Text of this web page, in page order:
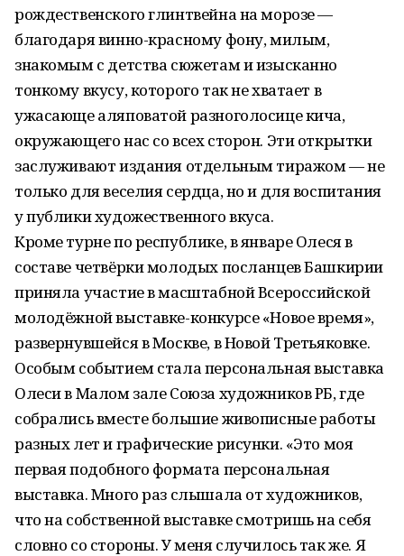
рождественского глинтвейна на морозе —
благодаря винно-красному фону, милым,
знакомым с детства сюжетам и изысканно
тонкому вкусу, которого так не хватает в
ужасающе аляповатой разноголосице кича,
окружающего нас со всех сторон. Эти открытки
заслуживают издания отдельным тиражом — не
только для веселия сердца, но и для воспитания
у публики художественного вкуса.
Кроме турне по республике, в январе Олеся в
составе четвёрки молодых посланцев Башкирии
приняла участие в масштабной Всероссийской
молодёжной выставке-конкурсе «Новое время»,
развернувшейся в Москве, в Новой Третьяковке.
Особым событием стала персональная выставка
Олеси в Малом зале Союза художников РБ, где
собрались вместе большие живописные работы
разных лет и графические рисунки. «Это моя
первая подобного формата персональная
выставка. Много раз слышала от художников,
что на собственной выставке смотришь на себя
словно со стороны. У меня случилось так же. Я